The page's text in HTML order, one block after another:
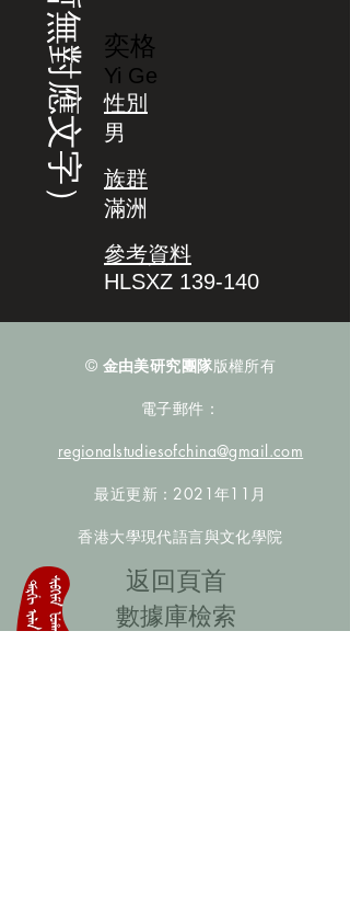
（暫無對應文字） 奕格
Yi Ge
性別
男
族群
滿洲
參考資料
HLSXZ 139-140
© 金由美研究團隊版權所有
電子郵件：
regionalstudiesofchina@gmail.com
最近更新：2021年11月
香港大學現代語言與文化學院
​返回頁首
數據庫檢索